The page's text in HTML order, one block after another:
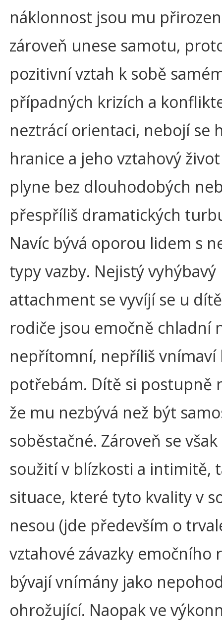
náklonnost jsou mu
zároveň unese samotu,
pozitivní vztah k sobě
případných krizích a
neztrácí orientaci, nebojí se
hranice a jeho vztahový
plyne bez dlouhodobých
přespříliš dramatických
Navíc bývá oporou lidem s
typy vazby. Nejistý vyhýbavý
attachment se vyvíjí se u
rodiče jsou emočně chladní
nepřítomní, nepříliš vnímaví
potřebám. Dítě si postupně
že mu nezbývá než být
soběstačné. Zároveň se
soužití v blízkosti a intimitě,
situace, které tyto kvality v
nesou (jde především o
vztahové závazky emočního
bývají vnímány jako
ohrožující. Naopak ve